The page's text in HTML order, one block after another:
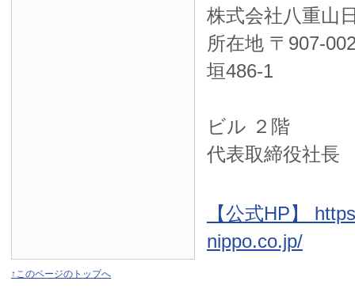
株式会社八重山
所在地 〒 907-
垣486-1
ビル ２階
代表取締役社
【公式HP】
nippo.co.jp/
↑このページのトップへ